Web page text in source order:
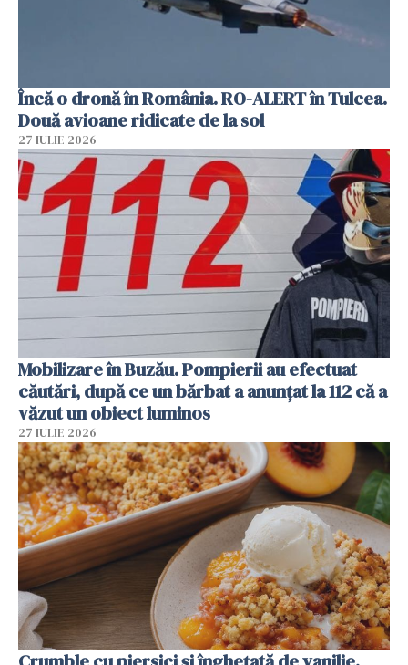
Încă o dronă în România. RO-ALERT în Tulcea.
Două avioane ridicate de la sol
27 IULIE 2026
Mobilizare în Buzău. Pompierii au efectuat
căutări, după ce un bărbat a anunțat la 112 că a
văzut un obiect luminos
27 IULIE 2026